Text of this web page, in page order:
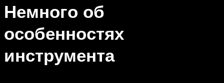
Немного об
особенностях
инструмента